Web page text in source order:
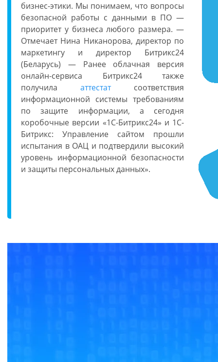
бизнес-этики. Мы понимаем, что вопросы
безопасной работы с данными в ПО —
приоритет у бизнеса любого размера. —
Отмечает Нина Никанорова, директор по
маркетингу и директор Битрикс24
(Беларусь) — Ранее облачная версия
онлайн-сервиса Битрикс24 также
получила аттестатсоответствия
информационной системы требованиям
по защите информации, а сегодня
коробочные версии «1С-Битрикс24» и 1С-
Битрикс: Управление сайтом прошли
испытания в ОАЦ и подтвердили высокий
уровень информационной безопасности
и защиты персональных данных».